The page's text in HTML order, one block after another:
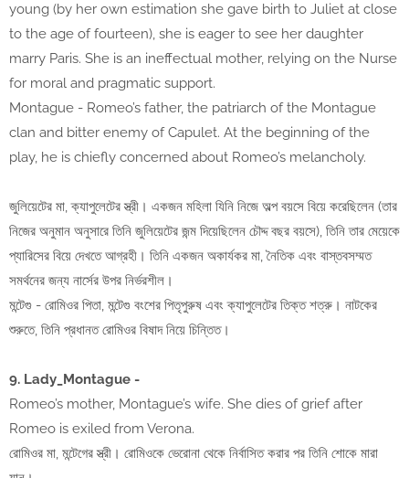
young (by her own estimation she gave birth to Juliet at close
to the age of fourteen), she is eager to see her daughter
marry Paris. She is an ineffectual mother, relying on the Nurse
for moral and pragmatic support.
Montague - Romeo’s father, the patriarch of the Montague
clan and bitter enemy of Capulet. At the beginning of the
play, he is chiefly concerned about Romeo’s melancholy.
জুলিয়েটের মা, ক্যাপুলেটের স্ত্রী। একজন মহিলা যিনি নিজে অল্প বয়সে বিয়ে করেছিলেন (তার
নিজের অনুমান অনুসারে তিনি জুলিয়েটের জন্ম দিয়েছিলেন চৌদ্দ বছর বয়সে), তিনি তার মেয়েকে
প্যারিসের বিয়ে দেখতে আগ্রহী। তিনি একজন অকার্যকর মা, নৈতিক এবং বাস্তবসম্মত
সমর্থনের জন্য নার্সের উপর নির্ভরশীল।
মন্টেগু - রোমিওর পিতা, মন্টেগু বংশের পিতৃপুরুষ এবং ক্যাপুলেটের তিক্ত শত্রু। নাটকের
শুরুতে, তিনি প্রধানত রোমিওর বিষাদ নিয়ে চিন্তিত।
9. Lady_Montague -
Romeo’s mother, Montague’s wife. She dies of grief after
Romeo is exiled from Verona.
রোমিওর মা, মন্টেগের স্ত্রী। রোমিওকে ভেরোনা থেকে নির্বাসিত করার পর তিনি শোকে মারা